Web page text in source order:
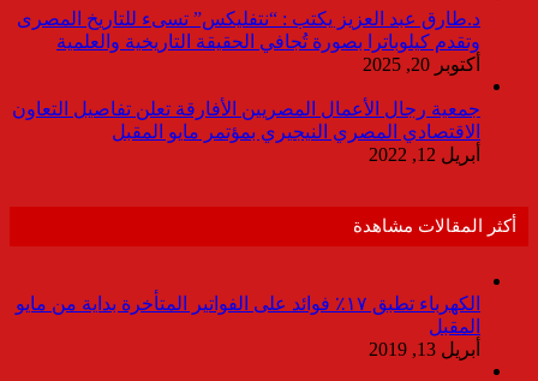
د.طارق عبد العزيز يكتب : “نتفليكس” تسىء للتاريخ المصرى
وتقدم كيلوباترا بصورة تُجافي الحقيقة التاريخية والعلمية
أكتوبر 20, 2025
جمعية رجال الأعمال المصريين الأفارقة تعلن تفاصيل التعاون
الاقتصادي المصري النيجيري بمؤتمر مايو المقبل
أبريل 12, 2022
أكثر المقالات مشاهدة
الكهرباء تطبق ١٧٪ فوائد على الفواتير المتأخرة بداية من مايو
المقبل
أبريل 13, 2019